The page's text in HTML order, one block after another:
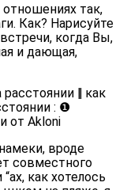
так,
Как? Нарисуйте
когда Вы,
и дающая,
вроде
совместного
как хотелось